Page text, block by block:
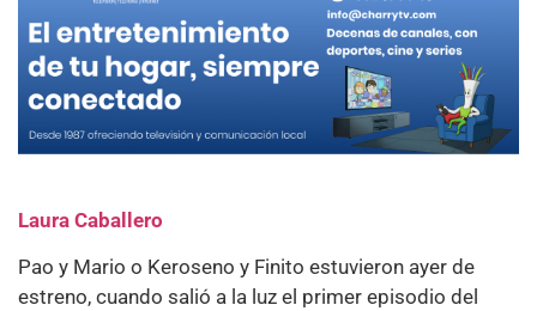
Laura Caballero
Pao y Mario o Keroseno y Finito estuvieron ayer de
estreno, cuando salió a la luz el primer episodio del